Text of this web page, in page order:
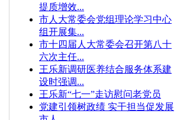
提质增效...
市人大常委会党组理论学习中心
组开展集...
市十四届人大常委会召开第八十
六次主任...
王乐新调研医养结合服务体系建
设时强调...
王乐新“七一”走访慰问老党员
党建引领树政绩 实干担当促发展